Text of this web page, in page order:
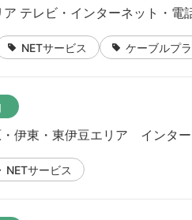
テレビ・インターネット・電
NETサービス ケーブルプ
伊東・東伊豆エリア インタ
NETサービス